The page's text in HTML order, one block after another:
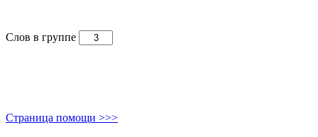
Слов в группе
Страница помощи >>>